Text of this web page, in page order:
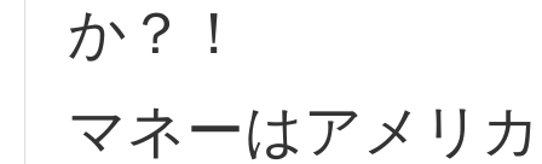
か？！
マネーはアメリ